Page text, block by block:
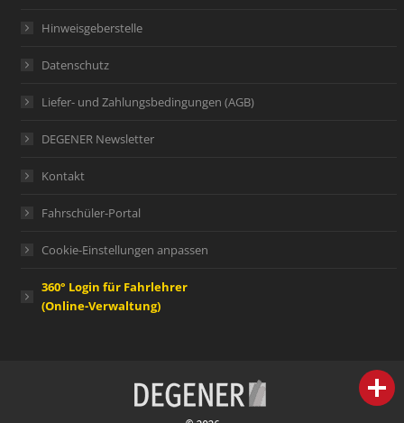
Hinweisgeberstelle
Datenschutz
Liefer- und Zahlungsbedingungen (AGB)
DEGENER Newsletter
Kontakt
Fahrschüler-Portal
Cookie-Einstellungen anpassen
360° Login für Fahrlehrer
(Online-Verwaltung)
person IHR FACHBERATER